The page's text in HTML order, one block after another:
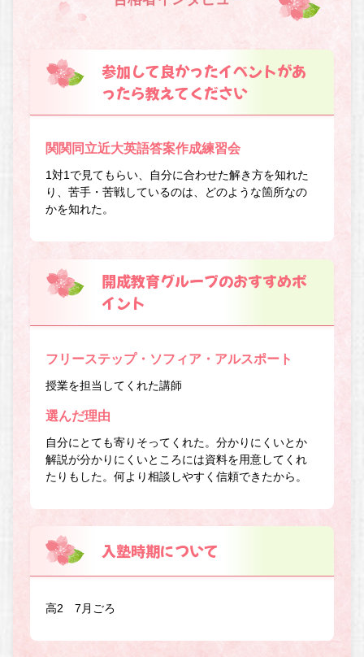
参加して良かったイベントがあ
ったら教えてください
関関同立近大英語答案作成練習会
1対1で見てもらい、自分に合わせた解き方を知れた
り、苦手・苦戦しているのは、どのような箇所なの
かを知れた。
開成教育グループのおすすめポ
イント
フリーステップ・ソフィア・アルスポート
授業を担当してくれた講師
選んだ理由
自分にとても寄りそってくれた。分かりにくいとか
解説が分かりにくいところには資料を用意してくれ
たりもした。何より相談しやすく信頼できたから。
入塾時期について
高2 7月ごろ